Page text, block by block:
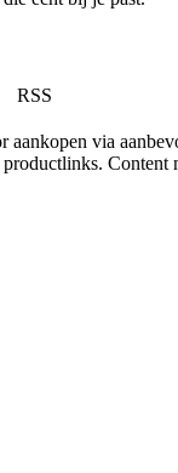
RSS
aankopen via